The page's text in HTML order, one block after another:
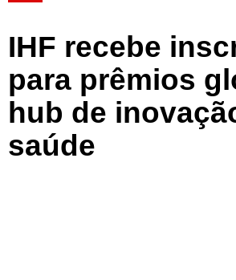
IHF recebe
para prêmios
hub de
saúde